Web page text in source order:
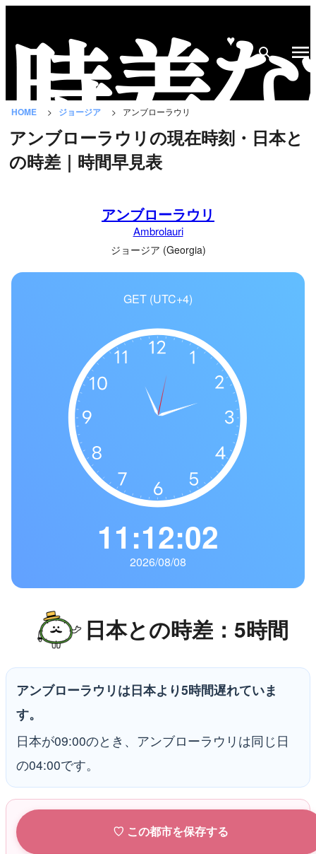
♥
HOME ジョージア アンブローラウリ
アンブローラウリの現在時刻・日本と
の時差｜時間早見表
アンブローラウリ
Ambrolauri
ジョージア (Georgia)
GET (UTC+4)
11:12:03
2026/08/08
日本との時差：5時間
アンブローラウリは日本より5時間遅れていま
す。
日本が09:00のとき、アンブローラウリは同じ日
の04:00です。
♡ この都市を保存する
な
と
は？